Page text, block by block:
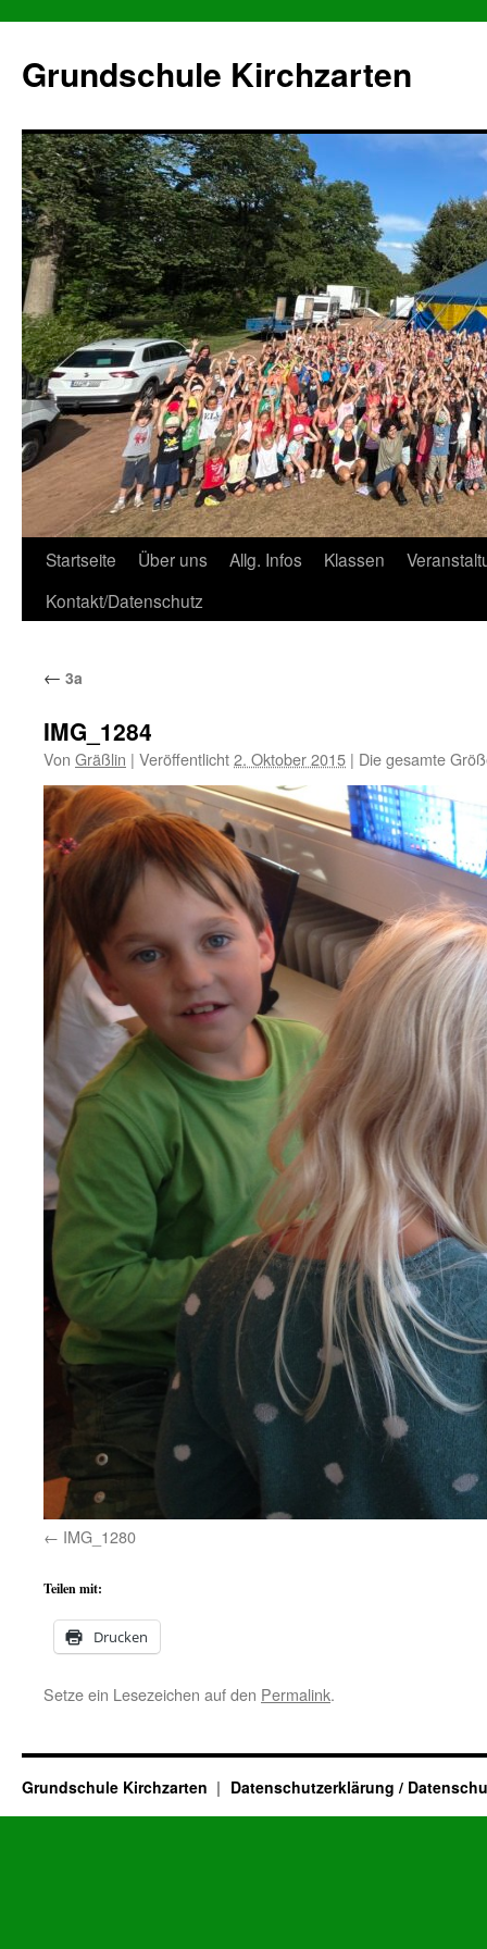
Grundschule Kirchzarten
Zum
Inhalt
Startseite Über uns Allg. Infos Klassen
Kontakt/Datenschutz
← 3a
IMG_1284
Von Gräßlin | Veröffentlicht2. Oktober 2015 | Die gesamte
IMG_1280
Teilen mit:
Drucken
Setze ein Lesezeichen auf den Permalink.
Grundschule Kirchzarten Datenschutzerklärung /